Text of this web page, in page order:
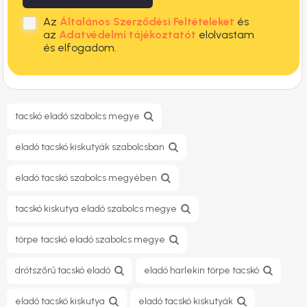
Az Általános Szerződési Feltételeket és
az Adatvédelmi tájékoztatót elolvastam
és elfogadom.
tacskó eladó szabolcs megye
eladó tacskó kiskutyák szabolcsban
eladó tacskó szabolcs megyében
tacskó kiskutya eladó szabolcs megye
törpe tacskó eladó szabolcs megye
drótszőrű tacskó eladó eladó harlekin törpe tacskó
eladó tacskó kiskutya eladó tacskó kiskutyák